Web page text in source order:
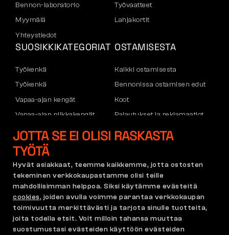
Bennon-laboratorio
Myymälä
Yhteystiedot
Työvaatteet
Lahjakortit
SUOSIKKIKATEGORIAT
Työkenkä
Työkenkä
Vapaa-ajan kengät
Vapaa-ajan nilkkakengät
Housut
Hupparit
OSTAMISESTA
Kaikki ostamisesta
Bennonissa ostamisen edut
Koot
Palautukset ja reklamaatiot
Kuljetus ja maksu
Reklamaatiot ja takuu
Käyttöehdot
Reklamaatiopolitiikka
Cookie-asetukset
GDPR
JOTTA SE EI OLISI RASKASTA
TYÖTÄ
Hyvät asiakkaat, teemme kaikkemme, jotta ostosten
tekeminen verkkokaupastamme olisi teille
mahdollisimman helppoa. Siksi käytämme evästeitä
cookies, joiden avulla voimme parantaa verkkokaupan
toimivuutta merkittävästi ja tarjota sinulle tuotteita,
joita todella etsit. Voit milloin tahansa muuttaa
suostumustasi evästeiden käyttöön evästeiden